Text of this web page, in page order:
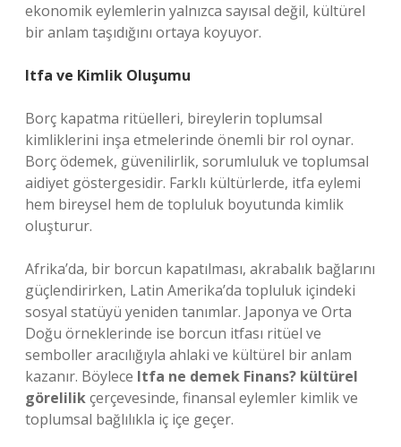
ekonomik eylemlerin yalnızca sayısal değil, kültürel
bir anlam taşıdığını ortaya koyuyor.
Itfa ve Kimlik Oluşumu
Borç kapatma ritüelleri, bireylerin toplumsal
kimliklerini inşa etmelerinde önemli bir rol oynar.
Borç ödemek, güvenilirlik, sorumluluk ve toplumsal
aidiyet göstergesidir. Farklı kültürlerde, itfa eylemi
hem bireysel hem de topluluk boyutunda kimlik
oluşturur.
Afrika’da, bir borcun kapatılması, akrabalık bağlarını
güçlendirirken, Latin Amerika’da topluluk içindeki
sosyal statüyü yeniden tanımlar. Japonya ve Orta
Doğu örneklerinde ise borcun itfası ritüel ve
semboller aracılığıyla ahlaki ve kültürel bir anlam
kazanır. Böylece Itfa ne demek Finans? kültürel
görelilikçerçevesinde, finansal eylemler kimlik ve
toplumsal bağlılıkla iç içe geçer.